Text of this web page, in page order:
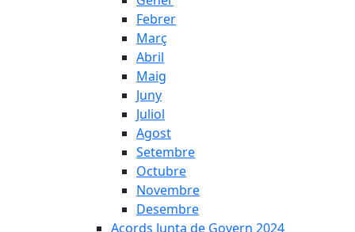
Febrer
Març
Abril
Maig
Juny
Juliol
Agost
Setembre
Octubre
Novembre
Desembre
Acords Junta de Govern 2024